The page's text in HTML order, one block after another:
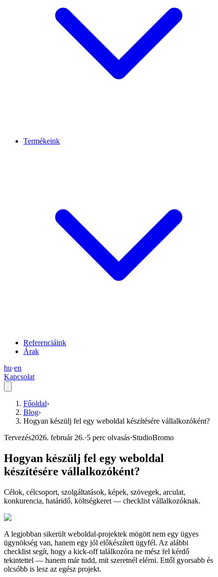
Termékeink
Referenciáink
Árak
hu·en
Kapcsolat
Főoldal›
Blog›
Hogyan készülj fel egy weboldal készítésére vállalkozóként?
Tervezés2026. február 26.·5 perc olvasás·StudioBromo
Hogyan készülj fel egy weboldal
készítésére vállalkozóként?
Célok, célcsoport, szolgáltatások, képek, szövegek, arculat,
konkurencia, határidő, költségkeret — checklist vállalkozóknak.
A legjobban sikerült weboldal-projektek mögött nem egy ügyes
ügynökség van, hanem egy jól előkészített ügyfél. Az alábbi
checklist segít, hogy a kick-off találkozóra ne mész fel kérdő
tekintettel — hanem már tudd, mit szeretnél elérni. Ettől gyorsabb és
olcsóbb is lesz az egész projekt.